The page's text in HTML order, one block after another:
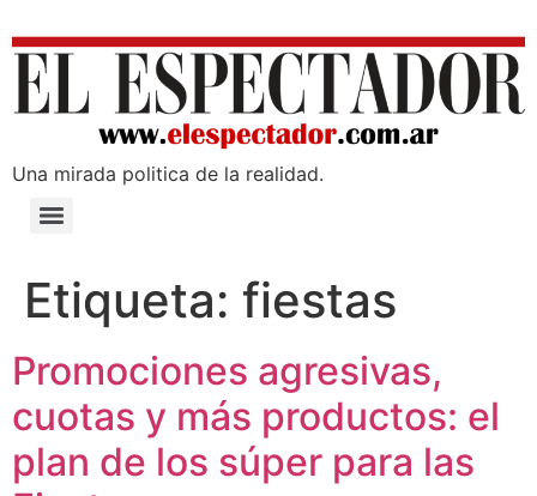
Una mirada poli­tica de la realidad.
Etiqueta: fiestas
Promociones agresivas,
cuotas y más productos: el
plan de los súper para las